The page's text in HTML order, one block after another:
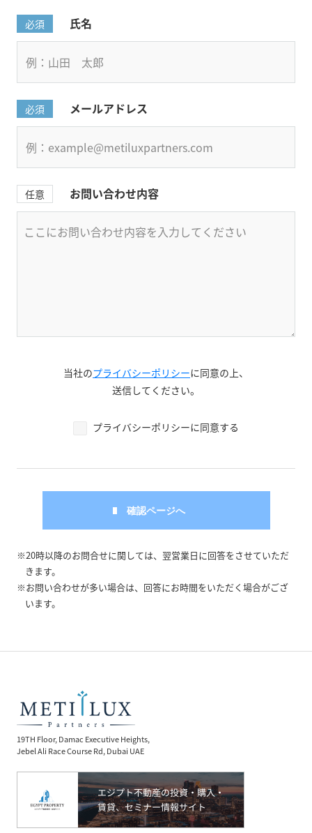
必須 氏名
必須 メールアドレス
任意 お問い合わせ内容
当社のプライバシーポリシーに同意の上、
送信してください。
プライバシーポリシーに同意する
※20時以降のお問合せに関しては、翌営業日に回答をさせていただ
きます。
※お問い合わせが多い場合は、回答にお時間をいただく場合がござ
います。
19TH Floor, Damac Executive Heights,
Jebel Ali Race Course Rd, Dubai UAE